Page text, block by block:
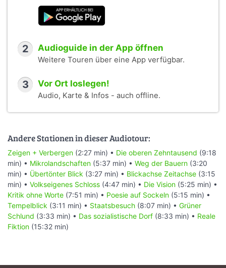
2 Audioguide in der App öffnen
Weitere Touren über eine App verfügbar.
3 Vor Ort loslegen!
Audio, Karte & Infos - auch offline.
Andere Stationen in dieser Audiotour:
Zeigen + Verbergen (2:27 min) • Die oberen Zehntausend (9:18
min) • Mikrolandschaften (5:37 min) • Weg der Bauern (3:20
min) • Übertönter Blick (3:27 min) • Blickachse Zeitachse (3:15
min) • Volkseigenes Schloss (4:47 min) • Die Vision (5:25 min) •
Kritik ohne Worte (7:51 min) • Poesie auf Sockeln (5:15 min) •
Tempelblick (3:11 min) • Staatsbesuch (8:07 min) • Grüner
Schlund (3:33 min) • Das sozialistische Dorf (8:33 min) • Reale
Fiktion (15:32 min)